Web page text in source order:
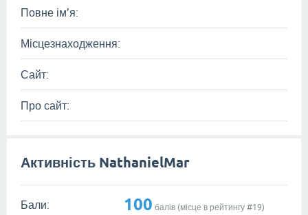
Повне ім’я:
Місцезнаходження:
Сайт:
Про сайт:
Активність NathanielMar
Бали: 100 балів (місце в рейтингу #19)